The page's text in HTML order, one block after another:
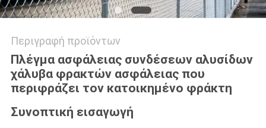
Περιγραφή προϊόντων
Πλέγμα ασφάλειας συνδέσεων αλυσίδων
χάλυβα φρακτών ασφάλειας που
περιφράζει τον κατοικημένο φράκτη
Συνοπτική εισαγωγή